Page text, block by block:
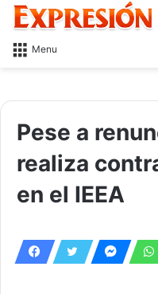
Menu
Pese a
realiza
en el IEEA